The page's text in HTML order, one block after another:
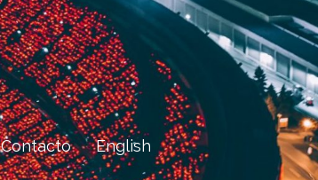
Contacto English